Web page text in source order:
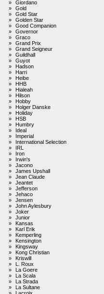
»
Giordano
»
Gold
»
Gold Star
»
Golden Star
»
Good Companion
»
Governor
»
Graco
»
Grand Prix
»
Grand Seigneur
»
Guildhall
»
Guyot
»
Hadson
»
Harri
»
Heibe
»
HHB
»
Hialeah
»
Hilson
»
Hobby
»
Holger Danske
»
Holiday
»
HSB
»
Humbry
»
Ideal
»
Imperial
»
International Selection
»
IRL
»
Iron
»
Irwin's
»
Jacono
»
James Upshall
»
Jean Claude
»
Jeantet
»
Jefferson
»
Jehaco
»
Jensen
»
John Aylesbury
»
Joker
»
Junior
»
Kansas
»
Karl Erik
»
Kemperling
»
Kensington
»
Kingsway
»
Kong Christian
»
Kriswill
»
L. Roux
»
La Goere
»
La Scala
»
La Strada
»
La Sultane